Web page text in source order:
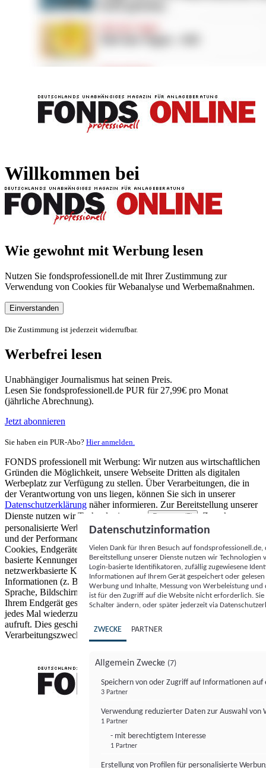
Willkommen bei
Wie gewohnt mit Werbung lesen
Nutzen Sie fondsprofessionell.de mit Ihrer Zustimmung zur
Verwendung von Cookies für Webanalyse und Werbemaßnahmen.
Einverstanden
Die Zustimmung ist jederzeit widerrufbar.
Werbefrei lesen
Unabhängiger Journalismus hat seinen Preis.
Lesen Sie fondsprofessionell.de PUR für 27,99€ pro Monat
(jährliche Abrechnung).
Jetzt abonnieren
Sie haben ein PUR-Abo? Hier anmelden.
FONDS professionell mit Werbung: Wir nutzen aus wirtschaftlichen
Gründen die Möglichkeit, unsere Webseite Dritten als digitalen
Werbeplatz zur Verfügung zu stellen. Über Verarbeitungen, die in
der Verantwortung von uns liegen, können Sie sich in unserer
Datenschutzerklärung näher informieren. Zur Bereitstellung unserer
Dienste nutzen wir Technologien von
Partnern (5)
. Zwecke:
personalisierte Werbung und Inhalte, Messung von Werbeleistung
und der Performance von Inhalten sowie Zielgruppenforschung.
Cookies, Endgeräte- oder ähnliche Online-Kennungen (z. B. login-
basierte Kennungen, zufällig generierte Kennungen,
netzwerkbasierte Kennungen) können zusammen mit anderen
Informationen (z. B. Browsertyp und Browserinformationen,
Sprache, Bildschirmgröße, unterstützte Technologien usw.) auf
Ihrem Endgerät gespeichert oder von dort ausgelesen werden, um es
jedes Mal wiederzuerkennen, wenn es eine App oder einer Webseite
aufruft. Dies geschieht für einen oder mehrere der hier aufgeführten
Verarbeitungszwecke.
Datenschutzinformation
Vielen Dank für Ihren Besuch auf
Bereitstellung unserer Dienste nutzen wir Technologien
Login-basierte Identifikatoren, zufällig zugewiesene
Informationen auf Ihrem Gerät gespeichert oder
Werbung und Inhalte, Messung von Werbeleistung
ist für den Zugriff auf die Website nicht erforderlich.
Schalter ändern, oder später jederzeit via
ZWECKE PARTNER
Allgemein Zwecke (7)
Speichern von oder Zugriff auf Informationen auf
3 Partner
Verwendung reduzierter Daten zur Auswahl von
1 Partner
- mit berechtigtem Interesse
1 Partner
Erstellung von Profilen für personalisierte
FONDS professionell